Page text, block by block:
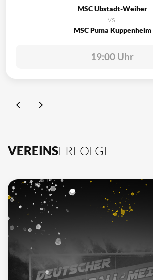
MSC Ubstadt-Weiher
vs.
MSC Puma Kuppenheim
19:00 Uhr
VEREINSERFOLGE
10
Deutscher Meister
1962, 2002, 2003, 2009, 2012, 2013, 2014, 2015, 2016, 2021